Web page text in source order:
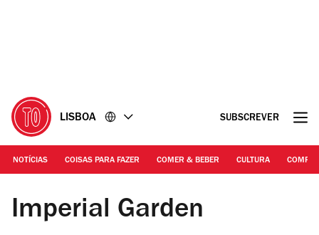
LISBOA SUBSCREVER
NOTÍCIAS COISAS PARA FAZER COMER & BEBER CULTURA
RITA CHANTRE
Imperial Garden